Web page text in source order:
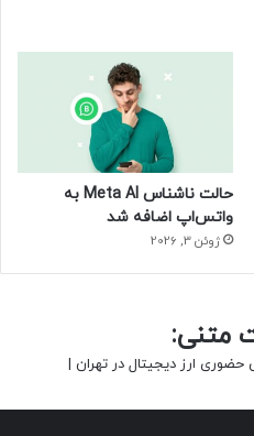
حالت ناشناس Meta AI به
واتس‌اپ اضافه شد
ژوئن 3, 2026
متنی:
ارز دیجیتال در تهران |